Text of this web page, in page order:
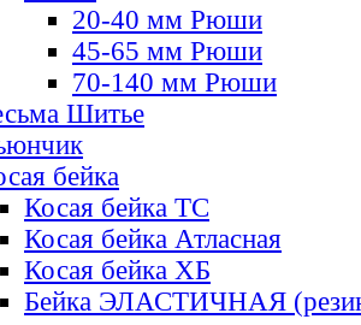
20-40 мм Рюши
45-65 мм Рюши
70-140 мм Рюши
Шитье
бейка
Косая бейка ТС
Косая бейка Атласная
Косая бейка ХБ
Бейка ЭЛАСТИЧНАЯ